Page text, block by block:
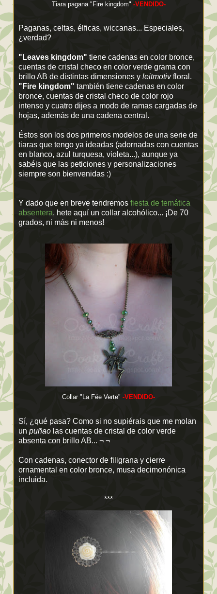
Tiara pagana "Fire kingdom" -VENDIDO-
Paganas, celtas, élficas, wiccanas... Especiales,
¿verdad?
"Leaves kingdom" tiene cadenas en color bronce,
cuentas de cristal checo en color verde grama con
brillo AB de distintas dimensiones y leitmotivfloral.
"Fire kingdom" también tiene cadenas en color
bronce, cuentas de cristal checo de color rojo
intenso y cuatro dijes a modo de ramas cargadas de
hojas, además de una cadena central.
Éstos son los dos primeros modelos de una serie de
tiaras que tengo ya ideadas (adornadas con cuentas
en blanco, azul turquesa, violeta...), aunque ya
sabéis que las peticiones y personalizaciones
siempre son bienvenidas :)
Y dado que en breve tendremos fiesta de temática
absentera, hete aquí un collar alcohólico... ¡De 70
grados, ni más ni menos!
Collar "La Fée Verte" -VENDIDO-
Sí, ¿qué pasa? Como si no supiérais que me molan
un puñao las cuentas de cristal de color verde
absenta con brillo AB... ¬ ¬
Con cadenas, conector de filigrana y cierre
ornamental en color bronce, musa decimonónica
incluida.
***